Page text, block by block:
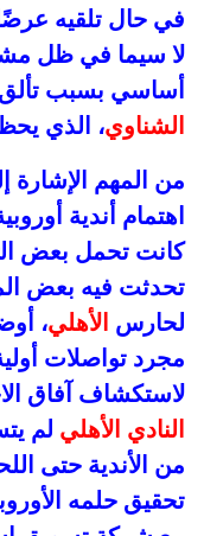
في حال تلقيه
لا سيما في ظل
أساسي بسبب
الشناوي، الذي
من المهم الإشارة
اهتمام أندية
كانت تحمل بعض
تحدثت فيه بعض
لحارس الأهلي،
مجرد تواصلات
لاستكشاف آفاق
النادي الأهلي لم
من الأندية حتى
تحقيق حلمه